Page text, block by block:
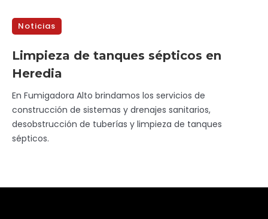
Noticias
Limpieza de tanques sépticos en
Heredia
En Fumigadora Alto brindamos los servicios de
construcción de sistemas y drenajes sanitarios,
desobstrucción de tuberías y limpieza de tanques
sépticos.